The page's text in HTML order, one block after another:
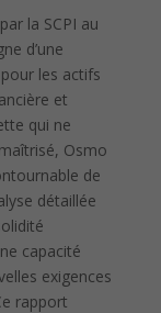
la SCPI au
d’une
les actifs
et
qui ne
Osmo
de
détaillée
capacité
exigences
rapport